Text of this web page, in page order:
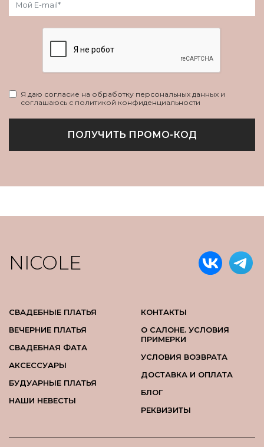
Я даю согласие на обработку персональных данных и
соглашаюсь с политикой конфиденциальности
ПОЛУЧИТЬ ПРОМО-КОД
NICOLE
СВАДЕБНЫЕ ПЛАТЬЯ
ВЕЧЕРНИЕ ПЛАТЬЯ
СВАДЕБНАЯ ФАТА
АКСЕССУАРЫ
БУДУАРНЫЕ ПЛАТЬЯ
НАШИ НЕВЕСТЫ
КОНТАКТЫ
О САЛОНЕ. УСЛОВИЯ
ПРИМЕРКИ
УСЛОВИЯ ВОЗВРАТА
ДОСТАВКА И ОПЛАТА
БЛОГ
РЕКВИЗИТЫ